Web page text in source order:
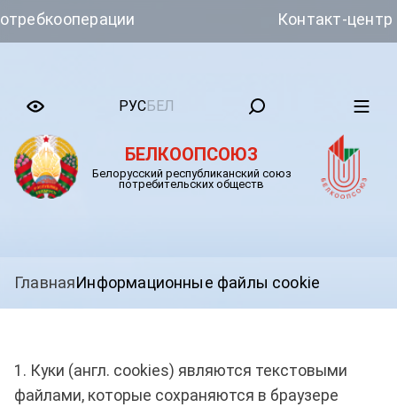
Контакт-центр
БЕЛКООПСОЮЗ
Белорусский республиканский союз
потребительских обществ
РУСБЕЛ
ГлавнаяИнформационные файлы cookie
1. Куки (англ. cookies) являются текстовыми
файлами, которые сохраняются в браузере